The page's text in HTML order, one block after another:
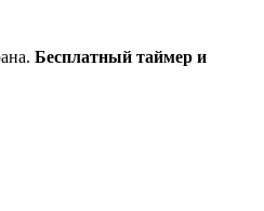
Бесплатный таймер и